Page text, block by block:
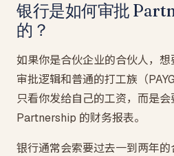
银行是如何审批
的？
如果你是合伙企业的合伙人，
审批逻辑和普通的打工族（
只看你发给自己的工资，而是
Partnership 的财务报表。
银行通常会索要过去一到两年